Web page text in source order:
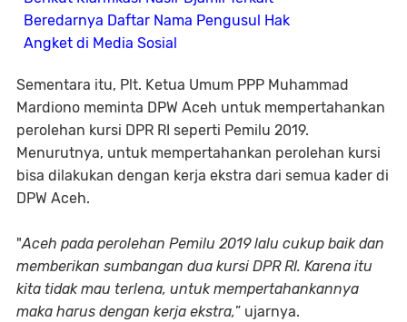
Beredarnya Daftar Nama Pengusul Hak
Angket di Media Sosial
Sementara itu, Plt. Ketua Umum PPP Muhammad
Mardiono meminta DPW Aceh untuk mempertahankan
perolehan kursi DPR RI seperti Pemilu 2019.
Menurutnya, untuk mempertahankan perolehan kursi
bisa dilakukan dengan kerja ekstra dari semua kader di
DPW Aceh.
"Aceh pada perolehan Pemilu 2019 lalu cukup baik dan
memberikan sumbangan dua kursi DPR RI. Karena itu
kita tidak mau terlena, untuk mempertahankannya
maka harus dengan kerja ekstra,” ujarnya.